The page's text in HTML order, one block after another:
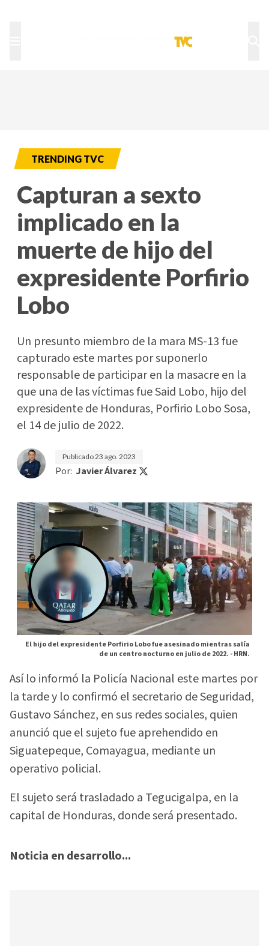
TRENDING TVC
Capturan a sexto
implicado en la
muerte de hijo del
expresidente Porfirio
Lobo
Un presunto miembro de la mara MS-13 fue
capturado este martes por suponerlo
responsable de participar en la masacre en la
que una de las víctimas fue Said Lobo, hijo del
expresidente de Honduras, Porfirio Lobo Sosa,
el 14 de julio de 2022.
Publicado23 ago. 2023
Por: Javier Álvarez
El hijo del expresidente Porfirio Lobo fue asesinado mientras salía
de un centro nocturno en julio de 2022. -HRN.
Así lo informó la Policía Nacional este martes por
la tarde y lo confirmó el secretario de Seguridad,
Gustavo Sánchez, en sus redes sociales, quien
anunció que el sujeto fue aprehendido en
Siguatepeque, Comayagua, mediante un
operativo policial.
El sujeto será trasladado a Tegucigalpa, en la
capital de Honduras, donde será presentado.
Noticia en desarrollo...